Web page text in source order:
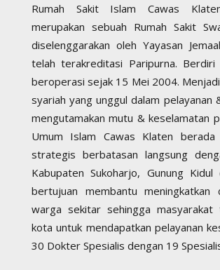
Rumah Sakit Islam Cawas
merupakan sebuah Rumah Sakit
diselenggarakan oleh Yayasan
telah terakreditasi Paripurna.
beroperasi sejak 15 Mei 2004.
syariah yang unggul dalam pelayanan
mengutamakan mutu & keselamatan
Umum Islam Cawas Klaten
strategis berbatasan langsung
Kabupaten Sukoharjo, Gunung
bertujuan membantu meningkatkan
warga sekitar sehingga masyarakat
kota untuk mendapatkan pelayanan
30 Dokter Spesialis dengan 19